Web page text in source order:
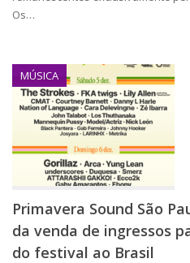
Os…
MÚSICA
Primavera Sound São
da venda de ingressos
do festival ao Brasil